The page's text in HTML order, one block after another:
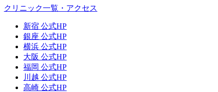
クリニック一覧・アクセス
新宿 公式HP
銀座 公式HP
横浜 公式HP
大阪 公式HP
福岡 公式HP
川越 公式HP
高崎 公式HP